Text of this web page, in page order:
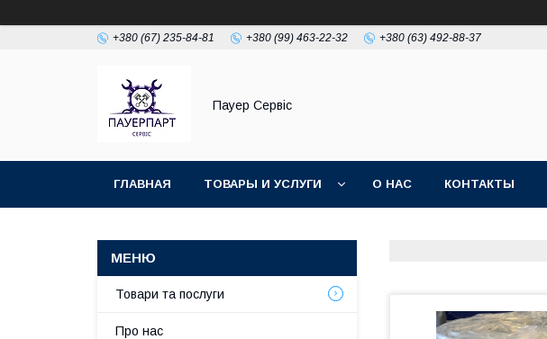
+380 (67) 235-84-81 +380 (99) 463-22-32 +380 (63) 492-88-37
Пауер Сервіс
ГЛАВНАЯ ТОВАРЫ И УСЛУГИ О НАС КОНТАКТЫ
Товари та послуги
Про нас